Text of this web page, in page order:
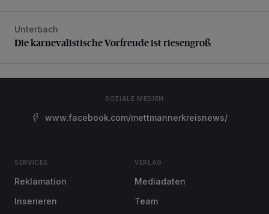
Die karnevalistische Vorfreude ist riesengroß
Unterbach
Die karnevalistische Vorfreude ist riesengroß
SOZIALE MEDIEN
www.facebook.com/mettmannerkreisnews/
SERVICES
Reklamation
Inserieren
VERLAG
Mediadaten
Team